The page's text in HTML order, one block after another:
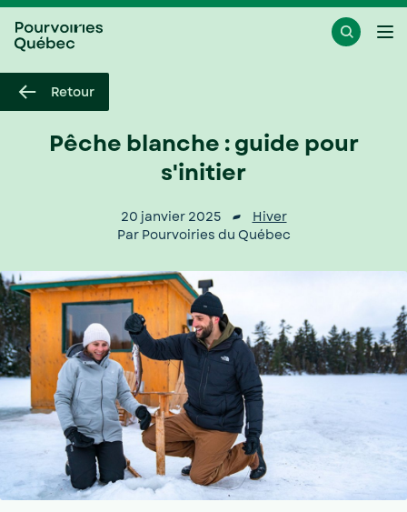
au
menu
au
contenu
Retour
Pêche blanche : guide pour
s'initier
20 janvier 2025
Hiver
Par Pourvoiries du Québec